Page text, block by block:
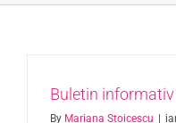
Buletin
By Mariana Stoicescu